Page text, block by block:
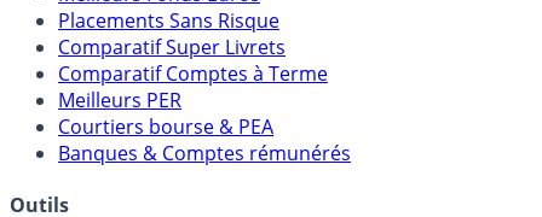
Meilleures Assurances-Vie
Meilleurs Fonds Euros
Placements Sans Risque
Comparatif Super Livrets
Comparatif Comptes à Terme
Meilleurs PER
Courtiers bourse & PEA
Banques & Comptes rémunérés